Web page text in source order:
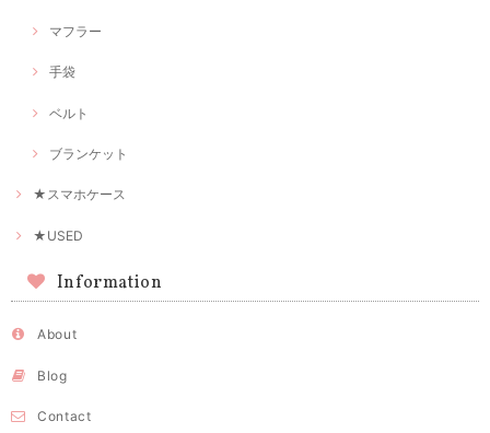
マフラー
手袋
ベルト
ブランケット
★スマホケース
★USED
Information
About
Blog
Contact